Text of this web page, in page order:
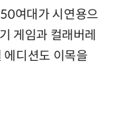
여대가 시연용으
게임과 컬래버레
디션도 이목을